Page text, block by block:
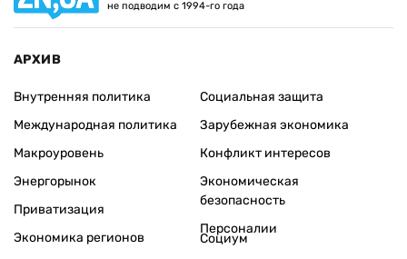
не подводим с 1994-го года
АРХИВ
Внутренняя политика
Международная политика
Макроуровень
Энергорынок
Приватизация
Экономика регионов
Социальная защита
Зарубежная экономика
Конфликт интересов
Экономическая
безопасность
Персоналии
Социум